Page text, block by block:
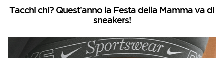
Tacchi chi? Quest’anno la Festa della Mamma va di
sneakers!